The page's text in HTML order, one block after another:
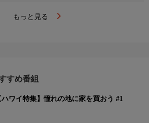
もっと見る
すめ番組
ハワイ特集】憧れの地に家を買おう #1